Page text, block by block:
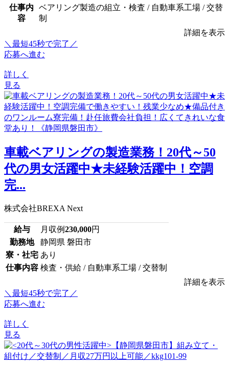
仕事内
容
ベアリング製造の組立・検査 / 自動車系工場 / 交替
制
詳細を表示
＼最短45秒で完了／
応募へ進む
詳しく
見る
車載ベアリングの製造業務！20代～50
代の男女活躍中★未経験活躍中！空調
完...
株式会社BREXA Next
給与 月収例230,000円
勤務地
静岡県 磐田市
寮・社宅 あり
仕事内容 検査・供給 / 自動車系工場 / 交替制
詳細を表示
＼最短45秒で完了／
応募へ進む
詳しく
見る